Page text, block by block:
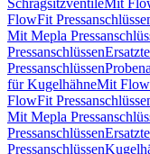
SchrägsitzventileMit
FlowFit
Mit Mepla
Pressanschlüssen
Pressanschlüssen
für KugelhähneMit
FlowFit
Mit Mepla
Pressanschlüssen
Pressanschlüssen